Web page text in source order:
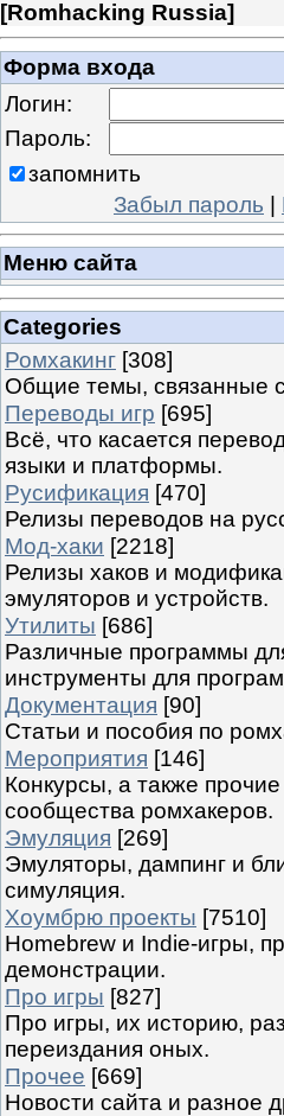
[Romhacking Russia]
Форма входа
Логин:
Пароль:
запомнить
Забыл пароль |
Меню сайта
Categories
Ромхакинг [308]
Общие темы, связанные
Переводы игр [695]
Всё, что касается
языки и платформы.
Русификация [470]
Релизы переводов на
Мод-хаки [2218]
Релизы хаков и
эмуляторов и устройств.
Утилиты [686]
Различные программы
инструменты для
Документация [90]
Статьи и пособия по
Мероприятия [146]
Конкурсы, а также
сообщества ромхакеров.
Эмуляция [269]
Эмуляторы, дампинг и
симуляция.
Хоумбрю проекты [7510]
Homebrew и Indie-игры,
демонстрации.
Про игры [827]
Про игры, их историю,
переиздания оных.
Прочее [669]
Новости сайта и разное